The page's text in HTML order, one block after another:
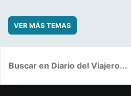
VER MÁS TEMAS